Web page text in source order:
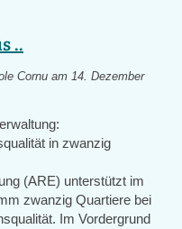
..
Cornu am 14. Dezember
in zwanzig
(ARE) unterstützt im
zwanzig Quartiere bei
Im Vordergrund